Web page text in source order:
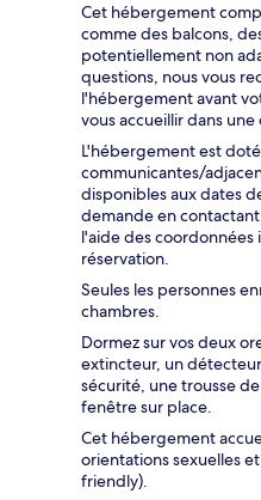
Cet hébergement
comme des balcons,
potentiellement non
questions, nous vous
l'hébergement avant
vous accueillir dans
L'hébergement est
communicantes/
disponibles aux dates
demande en
l'aide des
réservation.
Seules les personnes
chambres.
Dormez sur vos deux
extincteur, un
sécurité, une trousse
fenêtre sur place.
Cet hébergement
orientations sexuelles
friendly).